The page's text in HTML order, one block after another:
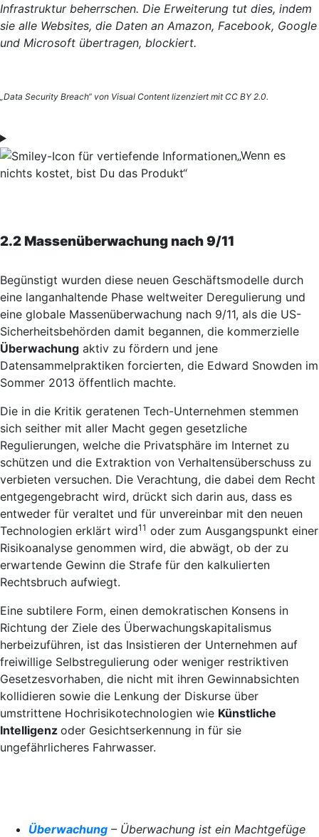
Infrastruktur beherrschen. Die Erweiterung tut dies, indem
sie alle Websites, die Daten an Amazon, Facebook, Google
und Microsoft übertragen, blockiert.
„Data Security Breach“ von Visual Content lizenziert mit CC BY 2.0.
„Wenn es
nichts kostet, bist Du das Produkt“
2.2 Massenüberwachung nach 9/11
Begünstigt wurden diese neuen Geschäftsmodelle durch
eine langanhaltende Phase weltweiter Deregulierung und
eine globale Massenüberwachung nach 9/11, als die US-
Sicherheitsbehörden damit begannen, die kommerzielle
Überwachung aktiv zu fördern und jene
Datensammelpraktiken forcierten, die Edward Snowden im
Sommer 2013 öffentlich machte.
Die in die Kritik geratenen Tech-Unternehmen stemmen
sich seither mit aller Macht gegen gesetzliche
Regulierungen, welche die Privatsphäre im Internet zu
schützen und die Extraktion von Verhaltensüberschuss zu
verbieten versuchen. Die Verachtung, die dabei dem Recht
entgegengebracht wird, drückt sich darin aus, dass es
entweder für veraltet und für unvereinbar mit den neuen
Technologien erklärt wird11 oder zum Ausgangspunkt einer
Risikoanalyse genommen wird, die abwägt, ob der zu
erwartende Gewinn die Strafe für den kalkulierten
Rechtsbruch aufwiegt.
Eine subtilere Form, einen demokratischen Konsens in
Richtung der Ziele des Überwachungskapitalismus
herbeizuführen, ist das Insistieren der Unternehmen auf
freiwillige Selbstregulierung oder weniger restriktiven
Gesetzesvorhaben, die nicht mit ihren Gewinnabsichten
kollidieren sowie die Lenkung der Diskurse über
umstrittene Hochrisikotechnologien wie Künstliche
Intelligenz oder Gesichtserkennung in für sie
ungefährlicheres Fahrwasser.
Überwachung – Überwachung ist ein Machtgefüge